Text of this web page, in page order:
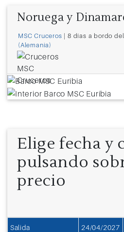
Noruega y
MSC Cruceros | 8 días a bordo del
(Alemania)
Elige fecha y
pulsando
precio
Salida 24/04/2027